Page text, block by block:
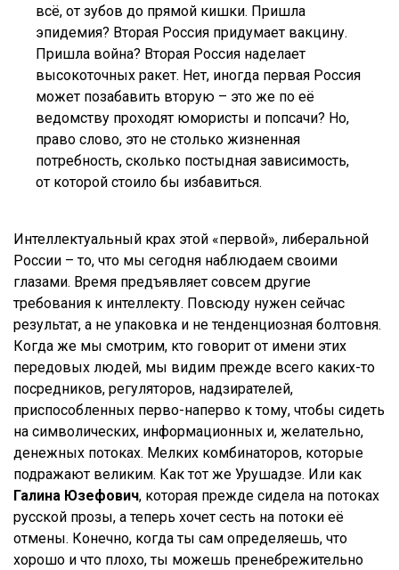
всё, от зубов до прямой кишки. Пришла
эпидемия? Вторая Россия придумает вакцину.
Пришла война? Вторая Россия наделает
высокоточных ракет. Нет, иногда первая Россия
может позабавить вторую – это же по её
ведомству проходят юмористы и попсачи? Но,
право слово, это не столько жизненная
потребность, сколько постыдная зависимость,
от которой стоило бы избавиться.
Интеллектуальный крах этой «первой», либеральной
России – то, что мы сегодня наблюдаем своими
глазами. Время предъявляет совсем другие
требования к интеллекту. Повсюду нужен сейчас
результат, а не упаковка и не тенденциозная болтовня.
Когда же мы смотрим, кто говорит от имени этих
передовых людей, мы видим прежде всего каких-то
посредников, регуляторов, надзирателей,
приспособленных перво-наперво к тому, чтобы сидеть
на символических, информационных и, желательно,
денежных потоках. Мелких комбинаторов, которые
подражают великим. Как тот же Урушадзе. Или как
Галина Юзефович, которая прежде сидела на потоках
русской прозы, а теперь хочет сесть на потоки её
отмены. Конечно, когда ты сам определяешь, что
хорошо и что плохо, ты можешь пренебрежительно